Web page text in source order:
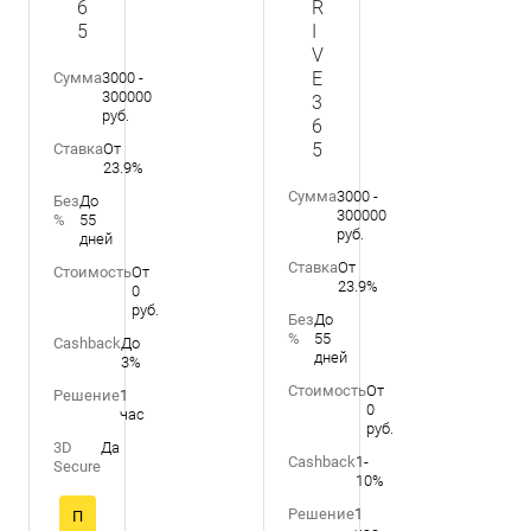
6
5
Сумма3000 -
300000
руб.
СтавкаОт
23.9%
Без
%
До
55
дней
СтоимостьОт
0
руб.
CashbackДо
3%
Решение1
час
3D
Secure
Да
П
R
V
E
3
6
5
Сумма3000 -
300000
руб.
СтавкаОт
23.9%
Без
%
До
55
дней
СтоимостьОт
0
руб.
Cashback1-
10%
Решение1